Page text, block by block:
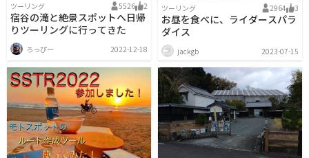
ツーリング 5526 2
宿谷の滝と絶景スポットへ日帰
りツーリングに行ってきた
ろっぴー 2022-12-18
ツーリング 2964 3
お昼を食べに、ライダースパラ
ダイス
jackgb 2023-07-15